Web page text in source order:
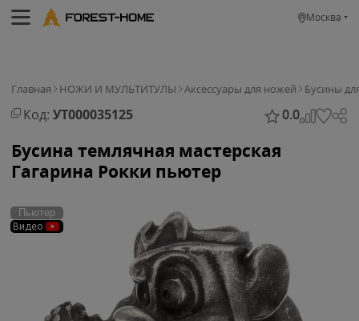
Москва
Главная НОЖИ И МУЛЬТИТУЛЫ Аксессуары для ножей Бусины
Код: УТ000035125 0.0
Бусина темлячная мастерская
Гагарина Рокки пьютер
Пьютер
Видео